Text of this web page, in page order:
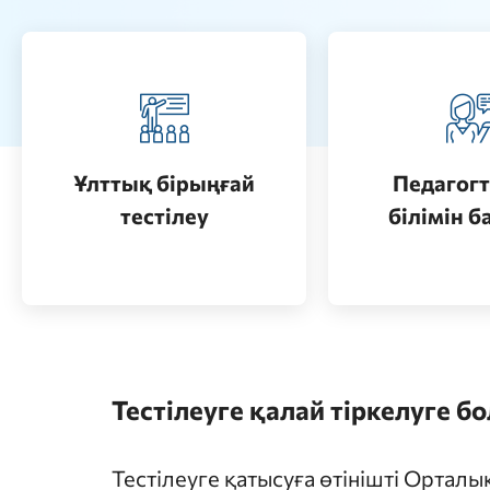
Ұлттық бірыңғай
тестілеу
Қазақстанда жоғары білім
Өту
білімінӨту
Тестілеуге қалай тіркелуге
Тестілеуге қатысуға өтінішті